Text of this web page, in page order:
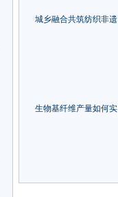
城乡融合共筑纺织非遗
生物基纤维产量如何实